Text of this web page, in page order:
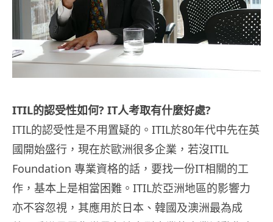
ITIL的認受性如何? IT人考取有什麼好處?
ITIL的認受性是不用置疑的。ITIL於80年代中先在英
國開始盛行，現在於歐洲很多企業，若沒ITIL
Foundation 專業資格的話，要找一份IT相關的工
作，基本上是相當困難。ITIL於亞洲地區的影響力
亦不容忽視，其應用於日本、韓國及澳洲最為成